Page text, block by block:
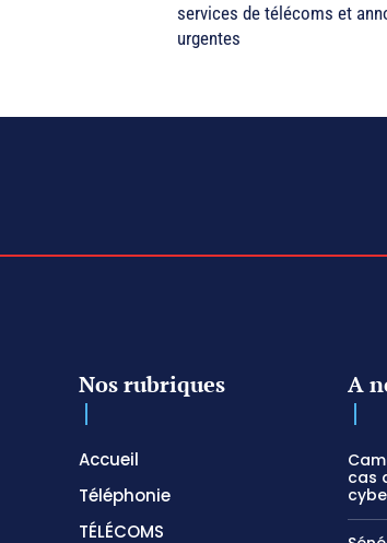
services de télécoms et
urgentes
Nos rubriques
Accueil
Téléphonie
TÉLÉCOMS
A
cas